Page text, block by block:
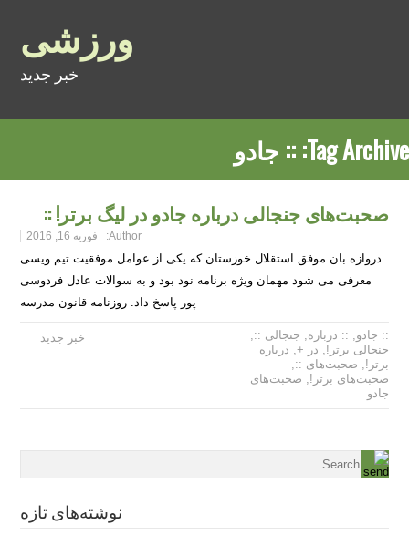
ورزشی
خبر جدید
Tag Archive: :: جادو
صحبت‌های جنجالی درباره جادو در لیگ برتر! ::
Author: فوریه 16, 2016
دروازه بان موفق استقلال خوزستان که یکی از عوامل موفقیت تیم ویسی
معرفی می شود مهمان ویژه برنامه نود بود و به سوالات عادل فردوسی
پور پاسخ داد. روزنامه قانون مدرسه
خبر جدید :: جادو, :: درباره, جنجالی ::,
جنجالی برتر!, در +, درباره
برتر!, صحبت‌های ::,
صحبت‌های برتر!, صحبت‌های
جادو
نوشته‌های تازه